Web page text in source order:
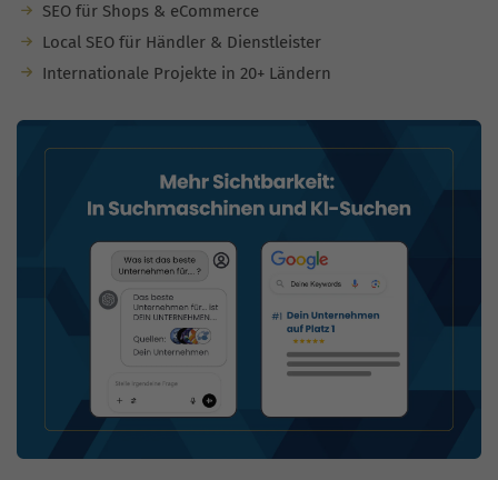
SEO für Shops & eCommerce
Local SEO für Händler & Dienstleister
Internationale Projekte in 20+ Ländern